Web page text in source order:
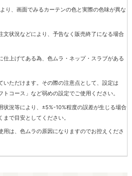
り、画面でみるカーテンの色と実際の色味が異な
文状況などにより、予告なく販売終了になる場合
仕上げてある為、色ムラ・ネップ・スラブがある
いただけます。その際の注意点として、設定は
トコース」など弱めの設定でご使用ください。
状況等により、±5%-10%程度の誤差が生じる場合
で目安としてください。
用は、色ムラの原因になりますのでお控えくださ